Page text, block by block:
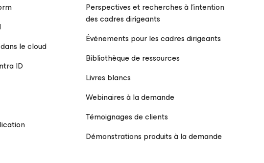
le cloud
ID
Perspectives et recherches à l’intention
des cadres dirigeants
Événements pour les cadres dirigeants
Bibliothèque de ressources
Livres blancs
Webinaires à la demande
Témoignages de clients
Démonstrations produits à la demande